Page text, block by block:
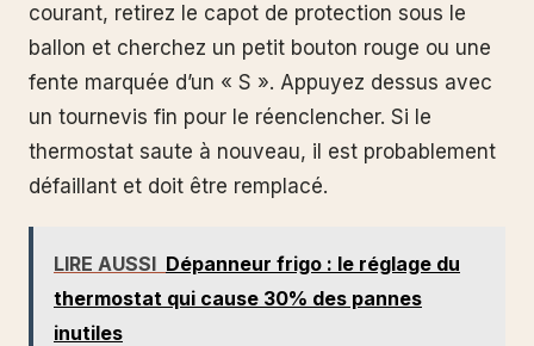
courant, retirez le capot de protection sous le
ballon et cherchez un petit bouton rouge ou une
fente marquée d’un « S ». Appuyez dessus avec
un tournevis fin pour le réenclencher. Si le
thermostat saute à nouveau, il est probablement
défaillant et doit être remplacé.
LIRE AUSSI Dépanneur frigo : le réglage du
thermostat qui cause 30% des pannes
inutiles